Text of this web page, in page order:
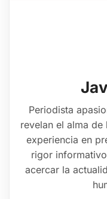
Periodista
revelan el alma
experiencia en
rigor
acercar la